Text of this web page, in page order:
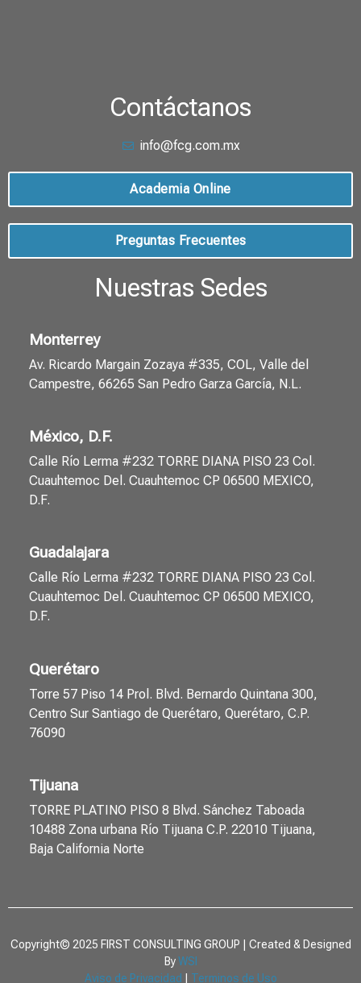
Contáctanos
info@fcg.com.mx
Academia Online
Preguntas Frecuentes
Nuestras Sedes
Monterrey
Av. Ricardo Margain Zozaya #335, COL, Valle del
Campestre, 66265 San Pedro Garza García, N.L.
México, D.F.
Calle Río Lerma #232 TORRE DIANA PISO 23 Col.
Cuauhtemoc Del. Cuauhtemoc CP 06500 MEXICO,
D.F.
Guadalajara
Calle Río Lerma #232 TORRE DIANA PISO 23 Col.
Cuauhtemoc Del. Cuauhtemoc CP 06500 MEXICO,
D.F.
Querétaro
Torre 57 Piso 14 Prol. Blvd. Bernardo Quintana 300,
Centro Sur Santiago de Querétaro, Querétaro, C.P.
76090
Tijuana
TORRE PLATINO PISO 8 Blvd. Sánchez Taboada
10488 Zona urbana Río Tijuana C.P. 22010 Tijuana,
Baja California Norte
Copyright© 2025 FIRST CONSULTING GROUP | Created & Designed
ByWSI
Aviso de Privacidad
Terminos de Uso